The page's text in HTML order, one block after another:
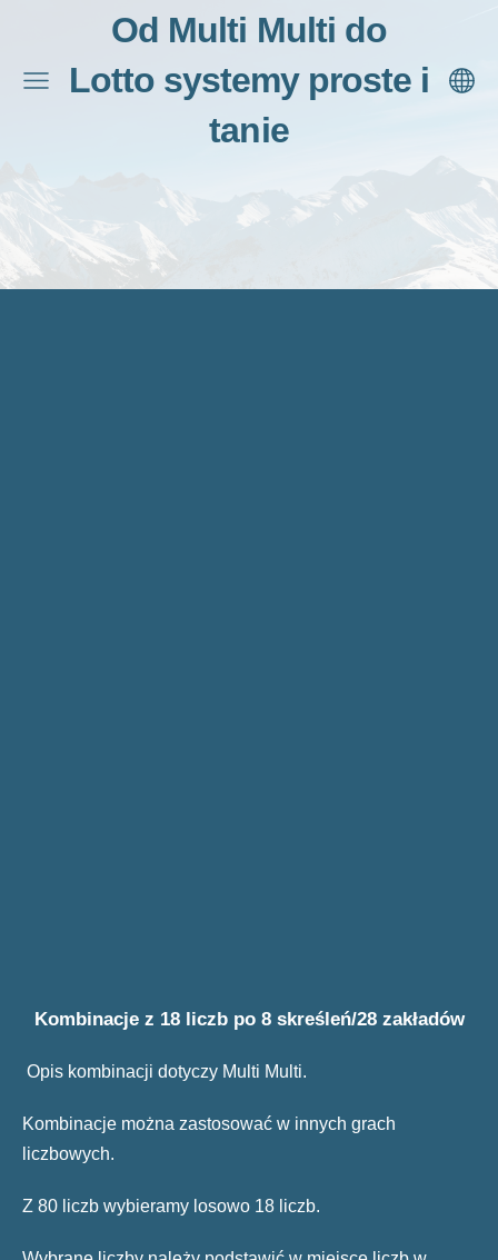
Od Multi Multi do
Lotto systemy proste i
tanie
Kombinacje z 18 liczb po 8 skreśleń/28 zakładów
Opis kombinacji dotyczy Multi Multi.
Kombinacje można zastosować w innych grach
liczbowych.
Z 80 liczb wybieramy losowo 18 liczb.